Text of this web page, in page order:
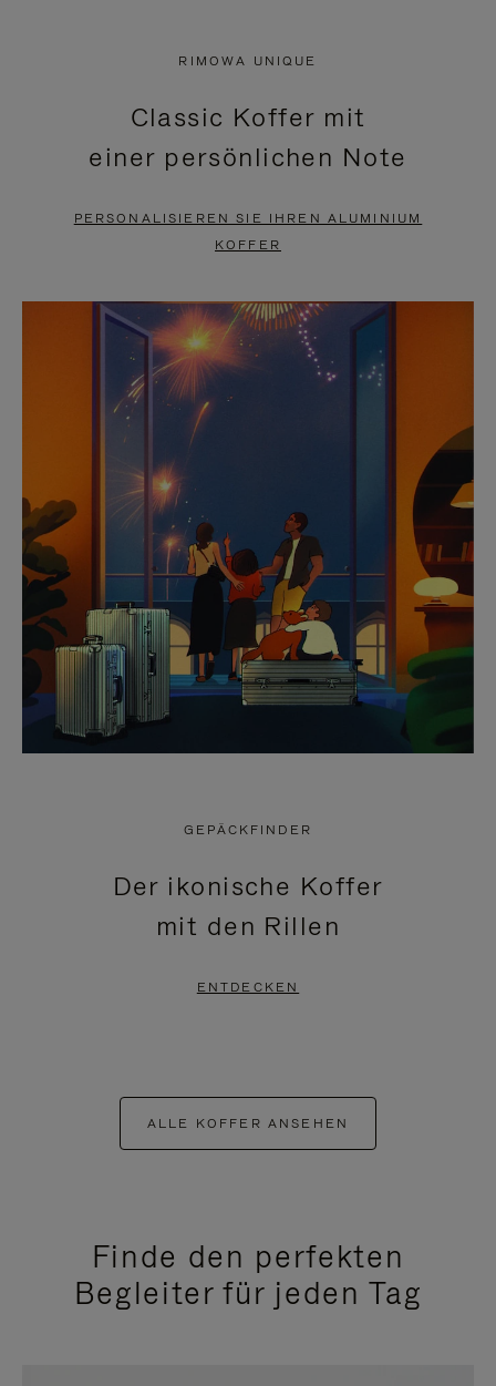
PAUSIERT,
BITTE
DRÜCKEN
ANZUHALTEN
KLICKEN
SIE
ZUM
AUFHEBEN
STUMMSCHALTUNG
RIMOWA UNIQUE
Classic Koffer mit
einer persönlichen Note
PERSONALISIEREN SIE IHREN ALUMINIUM
KOFFER
GEPÄCKFINDER
Der ikonische Koffer
mit den Rillen
ENTDECKEN
ALLE KOFFER ANSEHEN
Finde den perfekten
Begleiter für jeden Tag